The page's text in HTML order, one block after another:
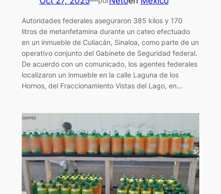
Autoridades federales aseguraron 385 kilos y 170
litros de metanfetamina durante un cateo efectuado
en un inmueble de Culiacán, Sinaloa, como parte de un
operativo conjunto del Gabinete de Seguridad federal.
De acuerdo con un comunicado, los agentes federales
localizaron un inmueble en la calle Laguna de los
Hornos, del Fraccionamiento Vistas del Lago, en…